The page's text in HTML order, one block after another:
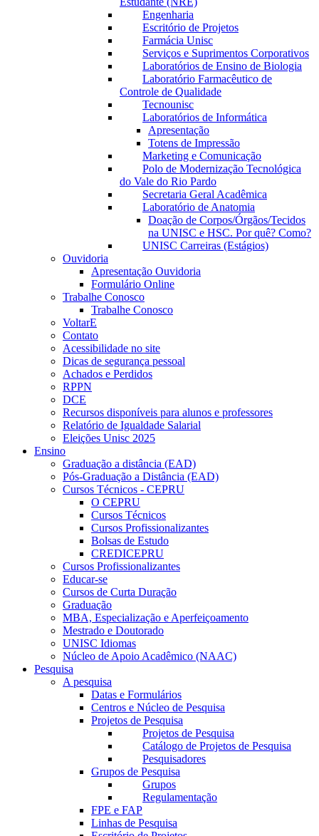
Engenharia
Escritório de Projetos
Farmácia Unisc
Serviços e Suprimentos Corporativos
Laboratórios de Ensino de Biologia
Laboratório Farmacêutico de
Controle de Qualidade
Tecnounisc
Laboratórios de Informática
Apresentação
Totens de Impressão
Marketing e Comunicação
Polo de Modernização Tecnológica
do Vale do Rio Pardo
Secretaria Geral Acadêmica
Laboratório de Anatomia
Doação de Corpos/Órgãos/Tecidos
na UNISC e HSC. Por quê? Como?
UNISC Carreiras (Estágios)
Ouvidoria
Apresentação Ouvidoria
Formulário Online
Trabalhe Conosco
Trabalhe Conosco
VoltarE
Contato
Acessibilidade no site
Dicas de segurança pessoal
Achados e Perdidos
RPPN
DCE
Recursos disponíveis para alunos e professores
Relatório de Igualdade Salarial
Eleições Unisc 2025
Ensino
Graduação a distância (EAD)
Pós-Graduação a Distância (EAD)
Cursos Técnicos - CEPRU
O CEPRU
Cursos Técnicos
Cursos Profissionalizantes
Bolsas de Estudo
CREDICEPRU
Cursos Profissionalizantes
Educar-se
Cursos de Curta Duração
Graduação
MBA, Especialização e Aperfeiçoamento
Mestrado e Doutorado
UNISC Idiomas
Núcleo de Apoio Acadêmico (NAAC)
Pesquisa
A pesquisa
Datas e Formulários
Centros e Núcleo de Pesquisa
Projetos de Pesquisa
Projetos de Pesquisa
Catálogo de Projetos de Pesquisa
Pesquisadores
Grupos de Pesquisa
Grupos
Regulamentação
FPE e FAP
Linhas de Pesquisa